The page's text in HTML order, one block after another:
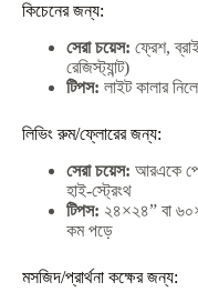
কিচেনের জন্য:
সেরা চয়েস: ফ্রেশ,
রেজিস্ট্যান্ট)
টিপস: লাইট কালার
লিভিং রুম/ফ্লোরের জন্য:
সেরা চয়েস: আরএকে
হাই-স্ট্রেংথ
টিপস: ২৪×২৪” বা
কম পড়ে
মসজিদ/প্রার্থনা কক্ষের জন্য: